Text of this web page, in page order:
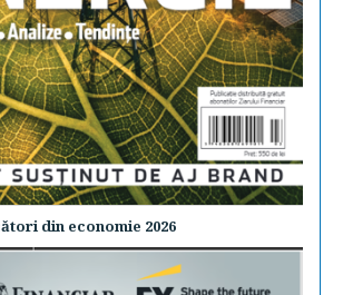
din economie 2026